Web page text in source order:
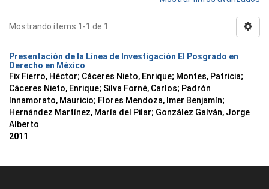
Mostrando ítems 1-1 de 1
Presentación de la Línea de Investigación El Posgrado en
Derecho en México
Fix Fierro, Héctor; Cáceres Nieto, Enrique; Montes, Patricia;
Cáceres Nieto, Enrique; Silva Forné, Carlos; Padrón
Innamorato, Mauricio; Flores Mendoza, Imer Benjamín;
Hernández Martínez, María del Pilar; González Galván, Jorge
Alberto
2011